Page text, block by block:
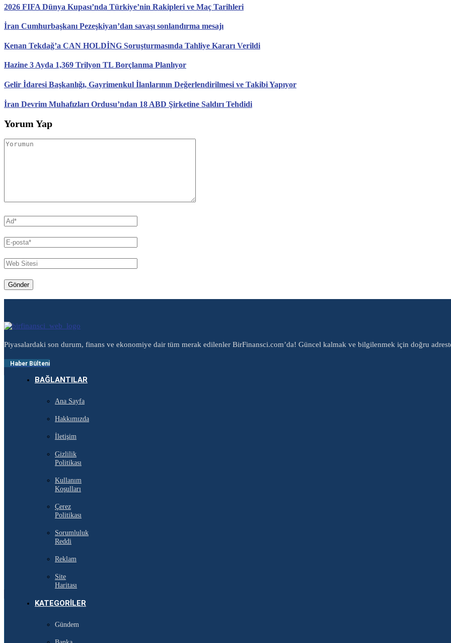
2026 FIFA Dünya Kupası’nda Türkiye’nin Rakipleri ve Maç Tarihleri
İran Cumhurbaşkanı Pezeşkiyan’dan savaşı sonlandırma mesajı
Kenan Tekdağ’a CAN HOLDİNG Soruşturmasında Tahliye Kararı Verildi
Hazine 3 Ayda 1,369 Trilyon TL Borçlanma Planlıyor
Gelir İdaresi Başkanlığı, Gayrimenkul İlanlarının Değerlendirilmesi ve Takibi Yapıyor
İran Devrim Muhafızları Ordusu’ndan 18 ABD Şirketine Saldırı Tehdidi
Yorum Yap
Piyasalardaki son durum, finans ve ekonomiye dair tüm merak edilenler BirFinansci.com’da! Güncel kalmak ve bilgilenmek için doğru
Haber Bülteni
BAĞLANTILAR
Ana Sayfa
Hakkımızda
İletişim
Gizlilik
Politikası
Kullanım
Koşulları
Çerez
Politikası
Sorumluluk
Reddi
Reklam
Site
Haritası
KATEGORILER
Gündem